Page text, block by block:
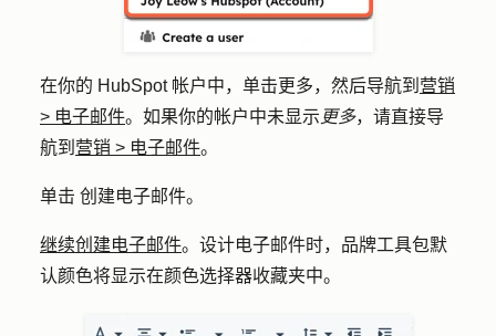
在你的 HubSpot 帐户中，单击更多，然后导航到 营销
> 电子邮件。如果你的帐户中未显示 更多，请直接导
航到 营销 > 电子邮件。
单击 创建电子邮件。
继续创建电子邮件。 设计电子邮件时，品牌工具包默
认颜色将显示在颜色选择器收藏夹中。